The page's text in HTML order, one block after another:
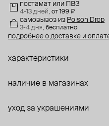
постамат или ПВЗ
4-13 дней, от 199 ₽
самовывоз из Poison Drop
3-4 дня, бесплатно
подробнее о доставке и
характеристики
наличие в магазинах
уход за украшениями